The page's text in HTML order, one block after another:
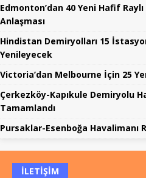
Edmonton’dan 40 Yeni Hafif
Anlaşması
Hindistan Demiryolları 15
Yenileyecek
Victoria’dan Melbourne İçin 25
Çerkezköy-Kapıkule Demiryolu
Tamamlandı
Pursaklar-Esenboğa Havalimanı
İLETIŞIM